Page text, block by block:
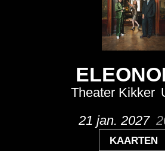
21 jan. 2027
KAARTEN
Theater Kikker